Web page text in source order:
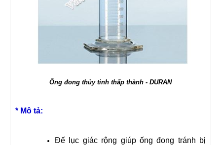
Ống đong thủy tinh thấp thành - DURAN
* Mô tả:
Đế lục giác rộng giúp ống đong tránh bị